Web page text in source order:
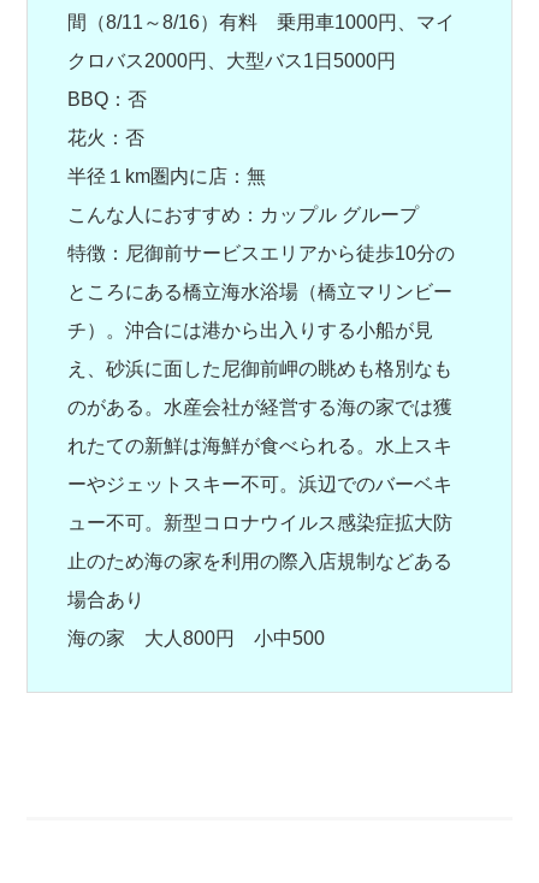
間（8/11～8/16）有料 乗用車1000円、マイ
クロバス2000円、大型バス1日5000円
BBQ：否
花火：否
半径１km圏内に店：無
こんな人におすすめ：カップル グループ
特徴：尼御前サービスエリアから徒歩10分の
ところにある橋立海水浴場（橋立マリンビー
チ）。沖合には港から出入りする小船が見
え、砂浜に面した尼御前岬の眺めも格別なも
のがある。水産会社が経営する海の家では獲
れたての新鮮は海鮮が食べられる。水上スキ
ーやジェットスキー不可。浜辺でのバーベキ
ュー不可。新型コロナウイルス感染症拡大防
止のため海の家を利用の際入店規制などある
場合あり
海の家 大人800円 小中500